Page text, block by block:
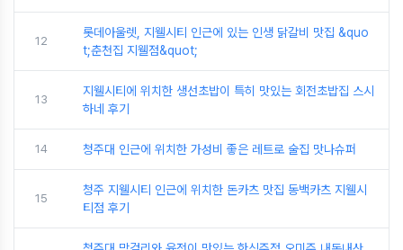
12
롯데아울렛, 지웰시티 인근에 있는 인생 닭갈비 맛집 &quo
t;춘천집 지웰점&quot;
13
지웰시티에 위치한 생선초밥이 특히 맛있는 회전초밥집 스시
하네 후기
14 청주대 인근에 위치한 가성비 좋은 레트로 술집 맛나슈퍼
15
청주 지웰시티 인근에 위치한 돈카츠 맛집 동백카츠 지웰시
티점 후기